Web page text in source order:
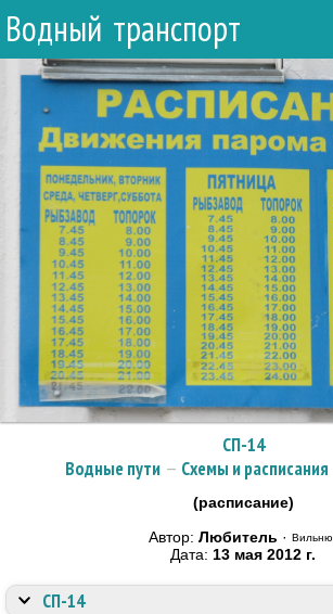
Водный транспорт
СП-14
Водные пути — Схемы и расписания
(расписание)
Автор: Любитель ·
Дата: 13 мая 2012 г.
СП-14